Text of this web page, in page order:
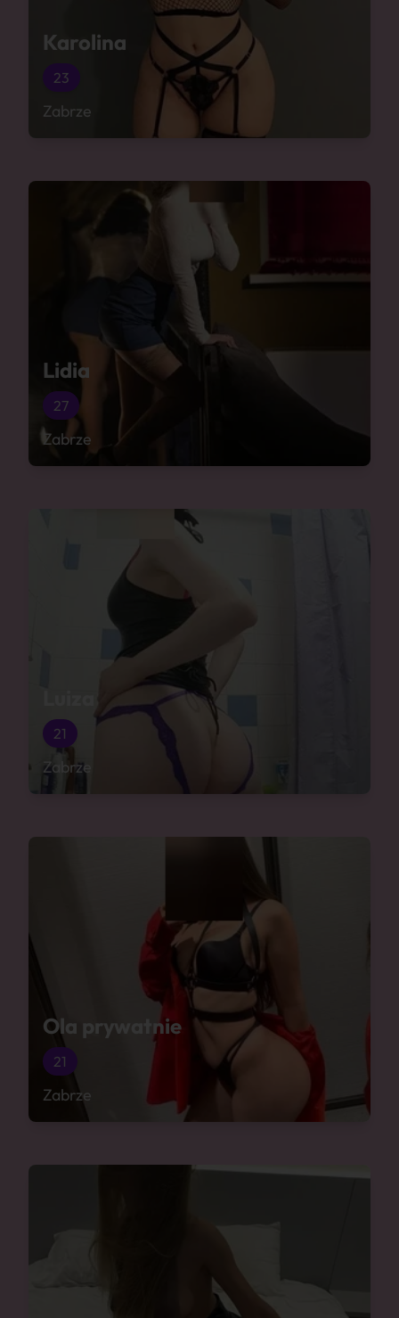
Karolina
23
Zabrze
Lidia
27
Zabrze
21
Zabrze
Ola prywatnie
21
Zabrze